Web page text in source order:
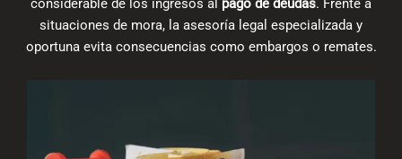
considerable de los ingresos al pago de deudas. Frente a
situaciones de mora, la asesoría legal especializada y
oportuna evita consecuencias como embargos o remates.